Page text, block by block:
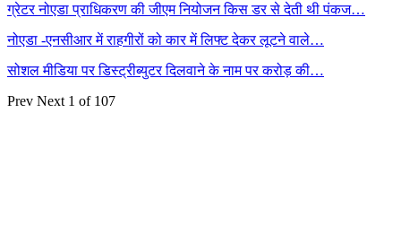
ग्रेटर नोएडा प्राधिकरण की जीएम नियोजन किस डर से देती थी पंकज…
नोएडा -एनसीआर में राहगीरों को कार में लिफ्ट देकर लूटने वाले…
सोशल मीडिया पर डिस्ट्रीब्युटर दिलवाने के नाम पर करोड़ की…
Prev Next 1 of 107